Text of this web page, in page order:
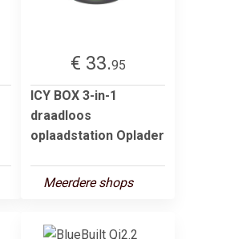
€ 33.95
ICY BOX 3-in-1
draadloos
oplaadstation Oplader
Meerdere shops